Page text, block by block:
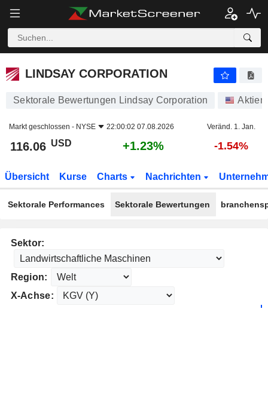
LINDSAY CORPORATION
LINDSAY CORPORATION
Sektorale Bewertungen Lindsay Corporation Aktien
Markt geschlossen - NYSE 22:00:02 07.08.2026 Veränd. 1. Jan.
116.06 USD +1.23% -1.54%
Übersicht Kurse Charts Nachrichten
Sektorale Performances Sektorale Bewertungen
Sektor:
Region:
X-Achse: